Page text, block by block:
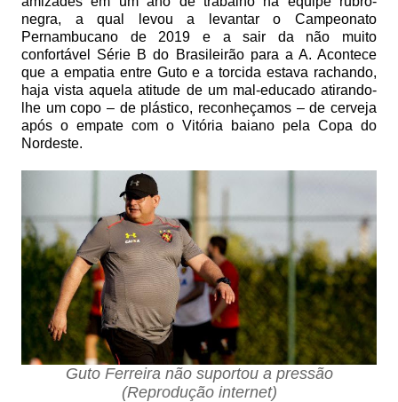
negra, a qual levou a levantar o Campeonato
Pernambucano de 2019 e a sair da não muito
confortável Série B do Brasileirão para a A. Acontece
que a empatia entre Guto e a torcida estava rachando,
haja vista aquela atitude de um mal-educado atirando-
lhe um copo – de plástico, reconheçamos – de cerveja
após o empate com o Vitória baiano pela Copa do
Nordeste.
Guto Ferreira não suportou a pressão
(Reprodução internet)